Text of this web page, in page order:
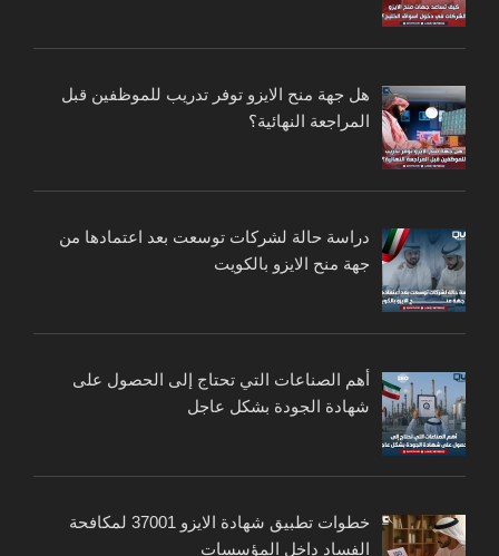
هل جهة منح الايزو توفر تدريب للموظفين قبل
المراجعة النهائية؟
دراسة حالة لشركات توسعت بعد اعتمادها من
جهة منح الايزو بالكويت
أهم الصناعات التي تحتاج إلى الحصول على
شهادة الجودة بشكل عاجل
خطوات تطبيق شهادة الايزو 37001 لمكافحة
الفساد داخل المؤسسات